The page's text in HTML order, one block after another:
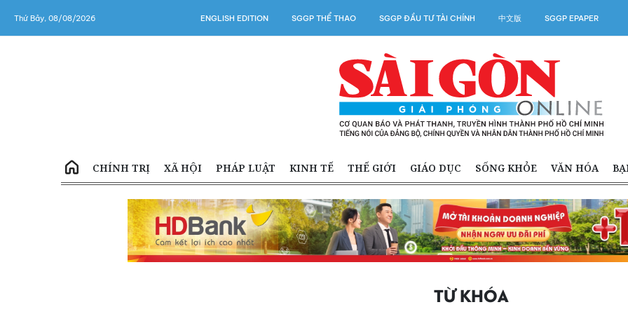
Thứ Bảy, 08/08/2026 ENGLISH EDITION SGGP THỂ THAO SGGP ĐẦU TƯ TÀI CHÍNH 中文版 SGGP EPAPER
CHÍNH TRỊ XÃ HỘI PHÁP LUẬT KINH TẾ THẾ GIỚI GIÁO DỤC SỐNG KHỎE VĂN HÓA
TỪ KHÓA